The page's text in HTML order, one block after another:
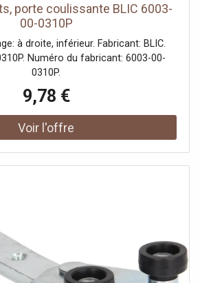
porte coulissante BLIC 6003-
00-0310P
à droite, inférieur. Fabricant: BLIC.
Numéro du fabricant: 6003-00-
0310P.
9,78 €